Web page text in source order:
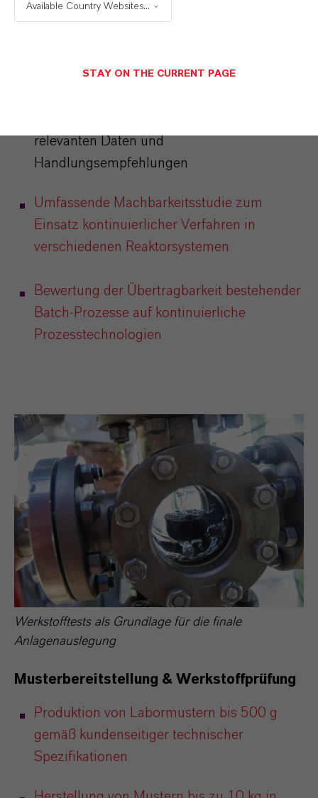
Prozessüberwachung und -optimierung
relevanten Daten und
Handlungsempfehlungen
Umfassende Machbarkeitsstudie zum
Einsatz kontinuierlicher Verfahren in
verschiedenen Reaktorsystemen
Bewertung der Übertragbarkeit bestehender
Batch-Prozesse auf kontinuierliche
Prozesstechnologien
Werkstofftests als Grundlage für die finale
Anlagenauslegung
Musterbereitstellung & Werkstoffprüfung
Produktion von Labormustern bis 500 g
gemäß kundenseitiger technischer
Spezifikationen
Available Country Websites...
STAY ON THE CURRENT PAGE